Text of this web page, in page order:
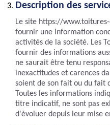
Description des
Le site https://
fournir une information
activités de la société. Les
fournir des informations
ne saurait être tenu
inexactitudes et carences
soient de son fait ou du fait
Toutes les informations
titre indicatif, ne sont pas
d'évoluer depuis leur mise